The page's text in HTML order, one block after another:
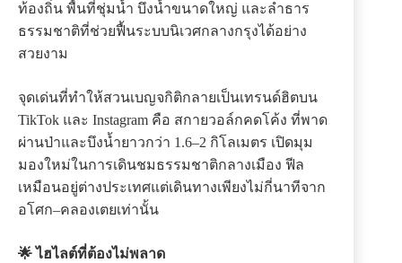
ท้องถิ่น พื้นที่ชุ่มน้ำ บึงน้ำขนาดใหญ่ และลำธาร
ธรรมชาติที่ช่วยฟื้นระบบนิเวศกลางกรุงได้อย่าง
สวยงาม
จุดเด่นที่ทำให้สวนเบญจกิติกลายเป็นเทรนด์ฮิตบน
TikTok และ Instagram คือ สกายวอล์กคดโค้ง ที่พาด
ผ่านป่าและบึงน้ำยาวกว่า 1.6–2 กิโลเมตร เปิดมุม
มองใหม่ในการเดินชมธรรมชาติกลางเมือง ฟีล
เหมือนอยู่ต่างประเทศแต่เดินทางเพียงไม่กี่นาทีจาก
อโศก–คลองเตยเท่านั้น
🌟 ไฮไลต์ที่ต้องไม่พลาด